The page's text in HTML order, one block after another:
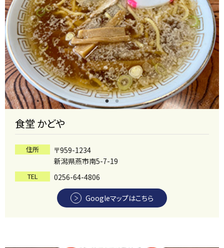
食堂 かどや
住所
〒959-1234
新潟県燕市南5-7-19
TEL 0256-64-4806
Googleマップはこちら